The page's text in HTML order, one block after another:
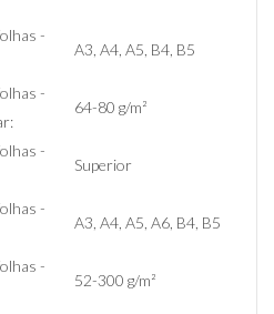
-
A3, A4, A5, B4, B5
-
64-80 g/m²
-
Superior
-
A3, A4, A5, A6, B4, B5
-
52-300 g/m²